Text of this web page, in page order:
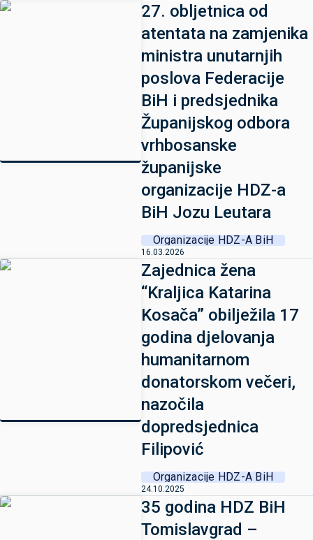
27. obljetnica od
atentata na zamjenika
ministra unutarnjih
poslova Federacije
BiH i predsjednika
Županijskog odbora
vrhbosanske
županijske
organizacije HDZ-a
BiH Jozu Leutara
Organizacije HDZ-A BiH
16.03.2026
Zajednica žena
“Kraljica Katarina
Kosača” obilježila 17
godina djelovanja
humanitarnom
donatorskom večeri,
nazočila
dopredsjednica
Filipović
Organizacije HDZ-A BiH
24.10.2025
35 godina HDZ BiH
Tomislavgrad –